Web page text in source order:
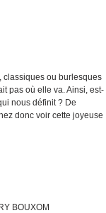
classiques ou burlesques
pas où elle va. Ainsi, est-
nous définit ? De
donc voir cette joyeuse